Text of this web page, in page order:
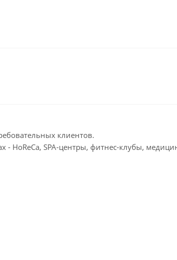
клиентов.
- HoReCa, SPA-центры, фитнес-клубы,